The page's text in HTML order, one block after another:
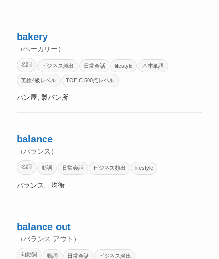
bakery
（ベーカリー）
名詞 ビジネス頻出 日常会話 lifestyle 基本単語
英検4級レベル TOEIC 500点レベル
パン屋, 製パン所
balance
（バランス）
名詞 動詞 日常会話 ビジネス頻出 lifestyle
バランス、均衡
balance out
（バランス アウト）
句動詞 動詞 日常会話 ビジネス頻出